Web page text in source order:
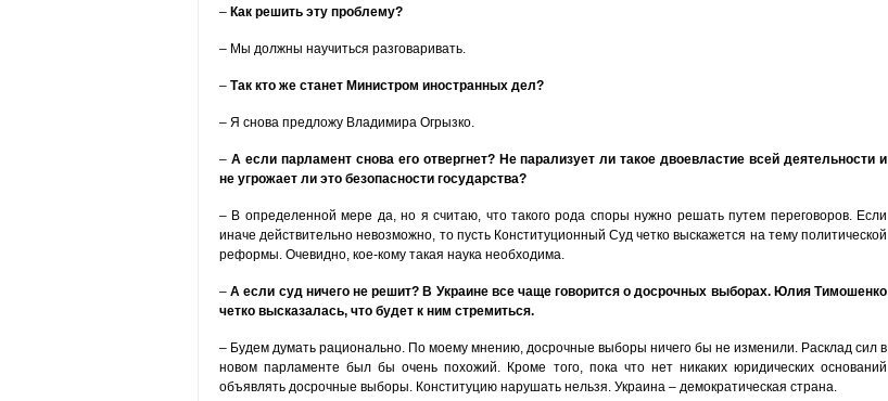
– Как решить эту проблему?
– Мы должны научиться разговаривать.
– Так кто же станет Министром иностранных дел?
– Я снова предложу Владимира Огрызко.
– А если парламент снова его отвергнет? Не парализует ли такое двоевластие всей деятельности и
не угрожает ли это безопасности государства?
– В определенной мере да, но я считаю, что такого рода споры нужно решать путем переговоров. Если
иначе действительно невозможно, то пусть Конституционный Суд четко выскажется на тему политической
реформы. Очевидно, кое-кому такая наука необходима.
–А если суд ничего не решит? В Украине все чаще говорится о досрочных выборах. Юлия Тимошенко
четко высказалась, что будет к ним стремиться.
– Будем думать рационально. По моему мнению, досрочные выборы ничего бы не изменили. Расклад сил в
новом парламенте был бы очень похожий. Кроме того, пока что нет никаких юридических оснований
объявлять досрочные выборы. Конституцию нарушать нельзя. Украина – демократическая страна.